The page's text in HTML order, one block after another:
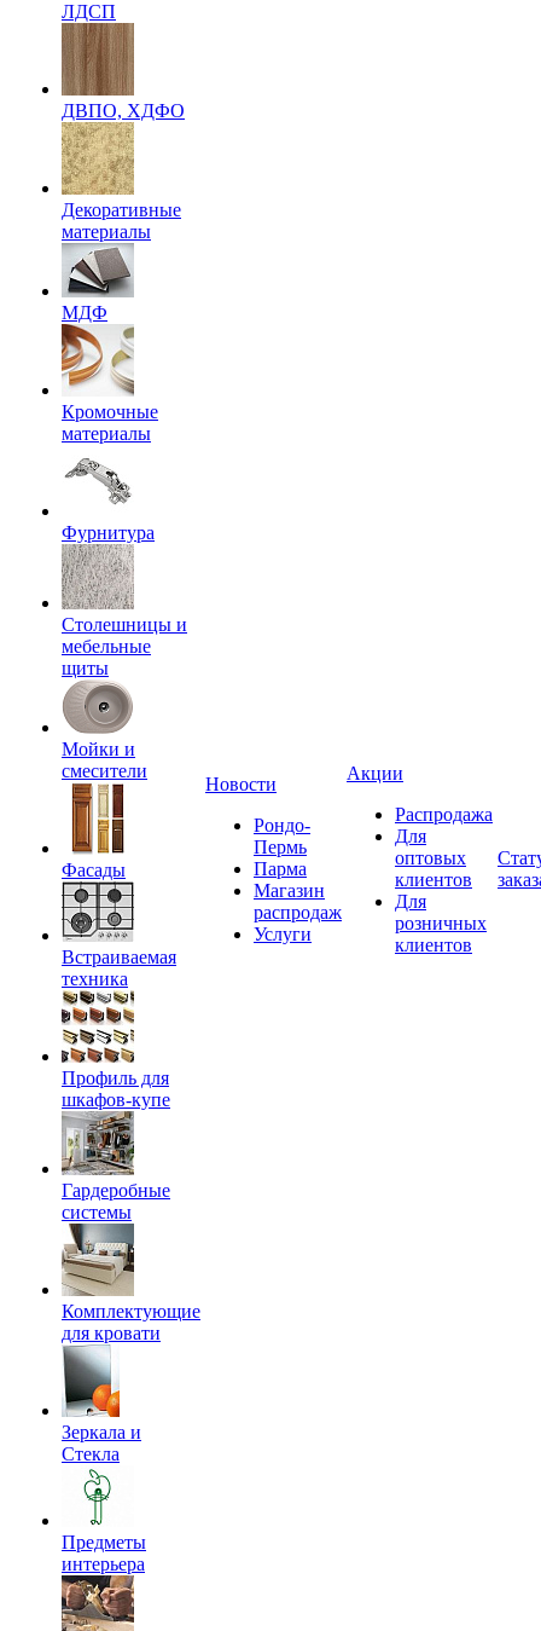
ЛДСП
ДВПО, ХДФО
Декоративные
материалы
МДФ
Кромочные
материалы
Фурнитура
Столешницы и
мебельные
щиты
Мойки и
смесители
Фасады
Встраиваемая
техника
Профиль для
шкафов-купе
Гардеробные
системы
Комплектующие
для кровати
Зеркала и
Стекла
Предметы
интерьера
Новости
Рондо-
Пермь
Парма
Магазин
распродаж
Услуги
Акции
Распродажа
Для
оптовых
клиентов
Для
розничных
клиентов